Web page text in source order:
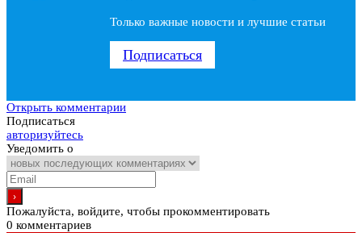
Только важные новости и лучшие статьи
Подписаться
Открыть комментарии
Подписаться
авторизуйтесь
Уведомить о
Пожалуйста, войдите, чтобы прокомментировать
0 комментариев